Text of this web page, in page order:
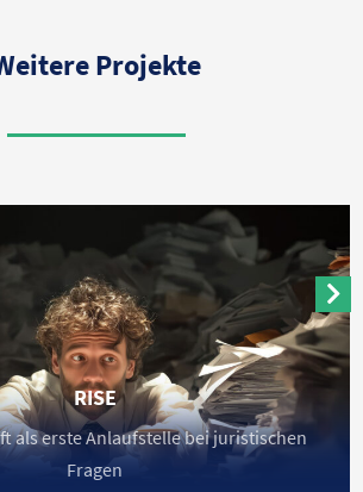
Projekte
RISE
als erste Anlaufstelle bei juristischen
Fragen